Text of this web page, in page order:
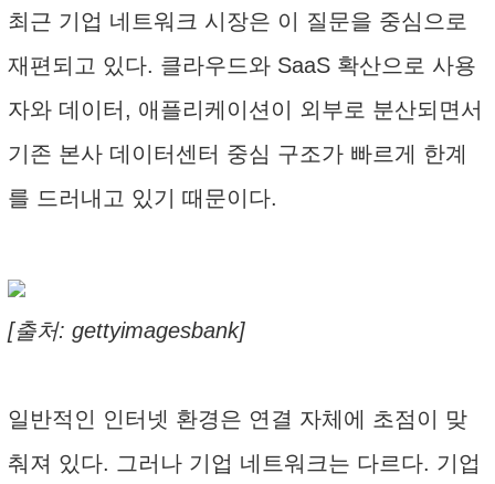
최근 기업 네트워크 시장은 이 질문을 중심으로
재편되고 있다. 클라우드와 SaaS 확산으로 사용
자와 데이터, 애플리케이션이 외부로 분산되면서
기존 본사 데이터센터 중심 구조가 빠르게 한계
를 드러내고 있기 때문이다.
[출처: gettyimagesbank]
일반적인 인터넷 환경은 연결 자체에 초점이 맞
춰져 있다. 그러나 기업 네트워크는 다르다. 기업